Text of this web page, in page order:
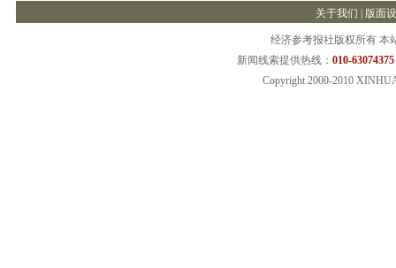
关于我们 版面
经济参考报社版权所有 本
新闻线索提供热线： 010-
Copyright 2000-2010